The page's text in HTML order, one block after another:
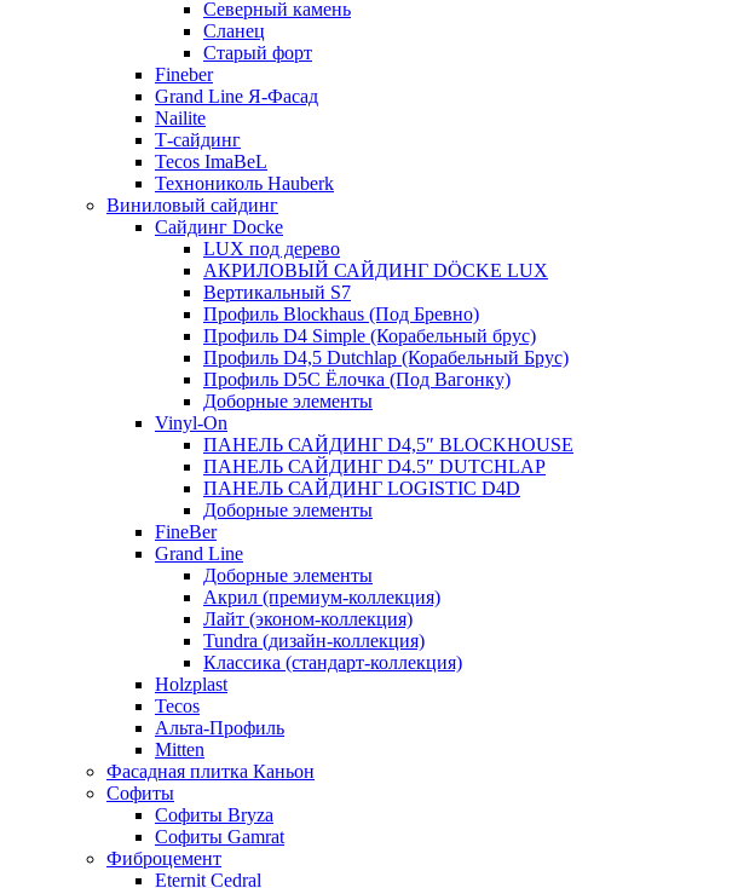
Северный камень
Сланец
Старый форт
Fineber
Grand Line Я-Фасад
Nailite
Т-сайдинг
Tecos ImaBeL
Технониколь Hauberk
Виниловый сайдинг
Сайдинг Docke
LUX под дерево
АКРИЛОВЫЙ САЙДИНГ DÖCKE LUX
Вертикальный S7
Профиль Blockhaus (Под Бревно)
Профиль D4 Simple (Корабельный брус)
Профиль D4,5 Dutchlap (Корабельный Брус)
Профиль D5C Ёлочка (Под Вагонку)
Доборные элементы
Vinyl-On
ПАНЕЛЬ САЙДИНГ D4,5″ BLOCKHOUSE
ПАНЕЛЬ САЙДИНГ D4.5″ DUTCHLAP
ПАНЕЛЬ САЙДИНГ LOGISTIC D4D
Доборные элементы
FineBer
Grand Line
Доборные элементы
Акрил (премиум-коллекция)
Лайт (эконом-коллекция)
Tundra (дизайн-коллекция)
Классика (стандарт-коллекция)
Holzplast
Tecos
Альта-Профиль
Mitten
Фасадная плитка Каньон
Софиты
Софиты Bryza
Софиты Gamrat
Фиброцемент
Eternit Cedral